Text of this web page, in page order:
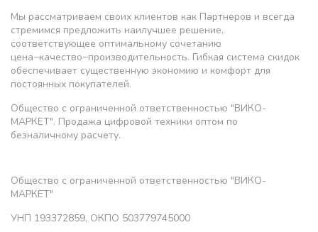
Мы рассматриваем своих клиентов как Партнеров и всегда
стремимся предложить наилучшее решение,
соответствующее оптимальному сочетанию
цена−качество−производительность. Гибкая система скидок
обеспечивает существенную экономию и комфорт для
постоянных покупателей.
Общество с ограниченной ответственностью "ВИКО-
МАРКЕТ". Продажа цифровой техники оптом по
безналичному расчету.
Общество с ограниченной ответственностью "ВИКО-
МАРКЕТ"
УНП 193372859, ОКПО 503779745000